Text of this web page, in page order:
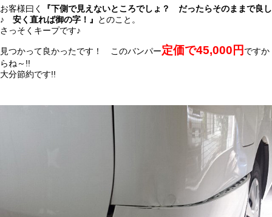
お客様曰く
『下側で見えないところでしょ？ だったらそのままで良し
♪ 安く直れば御の字！』
とのこと。
さっそくキープです♪
見つかって良かったです！ このバンパー定価で45,000 円 ですか
らね～!!
大分節約です!!